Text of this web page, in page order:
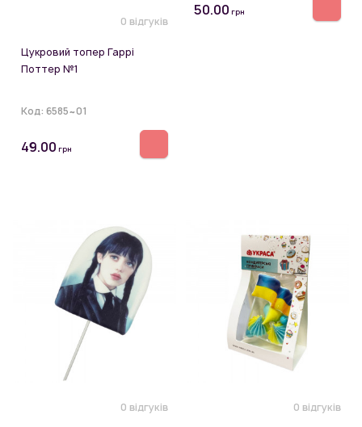
0 відгуків
Цукровий топер Гаррі
Поттер №1
Код: 6585~01
49.00 грн
50.00 грн
0 відгуків 0 відгуків